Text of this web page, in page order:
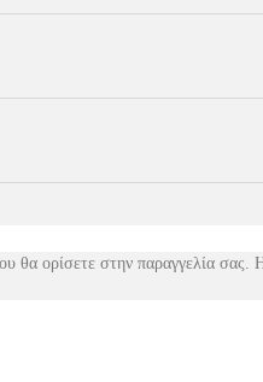
θα ορίσετε στην παραγγελία σας.